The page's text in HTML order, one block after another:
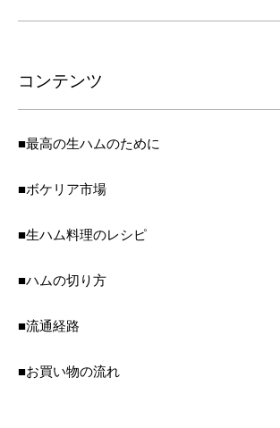
コンテンツ
■最高の生ハムのために
■ボケリア市場
■生ハム料理のレシピ
■ハムの切り方
■流通経路
■お買い物の流れ